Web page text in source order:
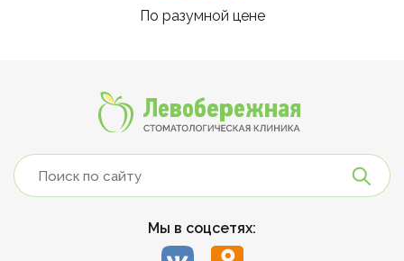
По разумной цене
Мы в соцсетях: